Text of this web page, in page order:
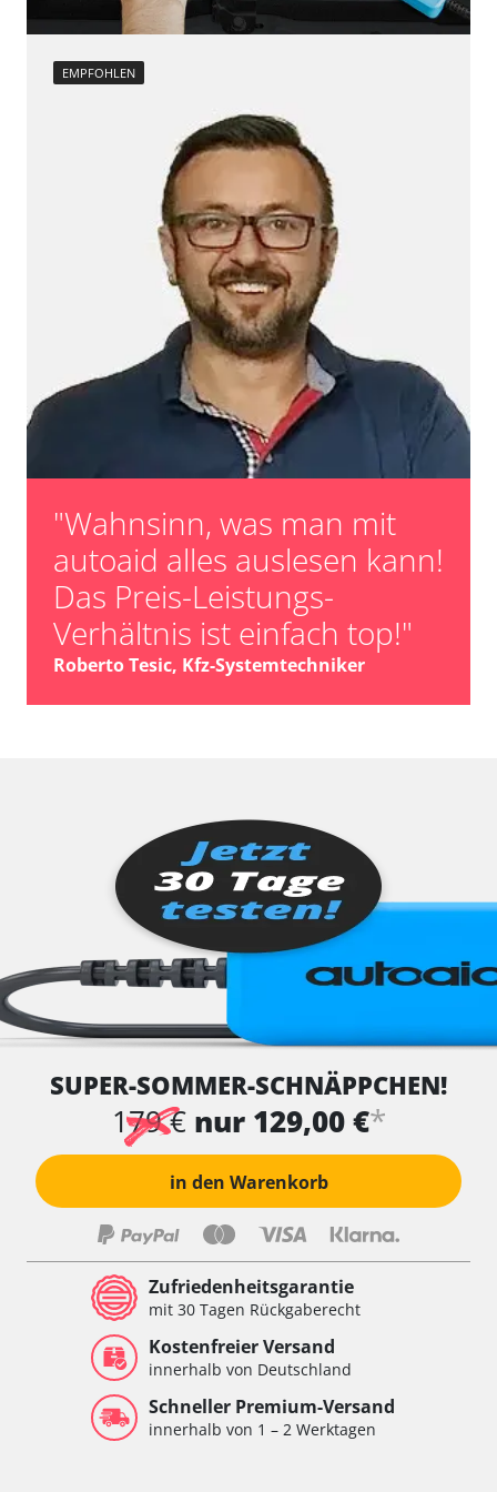
Verfügbarkeit abhängig von Modell, Motorisierung, Ausstattung
und Konfiguration
EMPFOHLEN
"Wahnsinn, was man mit
autoaid alles auslesen kann!
Das Preis-Leistungs-
Verhältnis ist einfach top!"
Roberto Tesic, Kfz-Systemtechniker
SUPER-SOMMER-SCHNÄPPCHEN!
179 € nur 129,00 €*
in den Warenkorb
Zufriedenheitsgarantie
mit 30 Tagen Rückgaberecht
Kostenfreier Versand
innerhalb von Deutschland
Schneller Premium-Versand
innerhalb von 1 – 2 Werktagen